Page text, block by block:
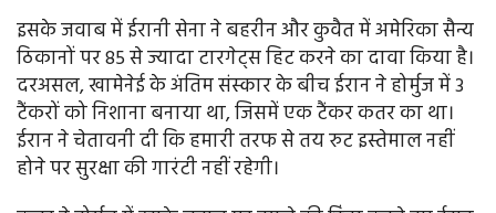
इसके जवाब में ईरानी सेना ने बहरीन और कुवैत में अमेरिका सैन्य
ठिकानों पर 85 से ज्यादा टारगेट्स हिट करने का दावा किया है।
दरअसल, खामेनेई के अंतिम संस्कार के बीच ईरान ने होर्मुज में 3
टैंकरों को निशाना बनाया था, जिसमें एक टैंकर कतर का था।
ईरान ने चेतावनी दी कि हमारी तरफ से तय रुट इस्तेमाल नहीं
होने पर सुरक्षा की गारंटी नहीं रहेगी।